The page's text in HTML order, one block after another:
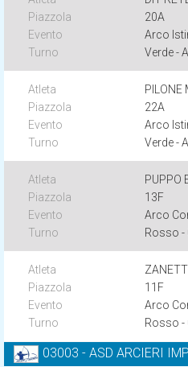
20A
Arco
Verde -
PILONE
22A
Arco
Verde -
PUPPO
13F
Arco
Rosso -
11F
Arco
Rosso -
03003 - ASD ARCIERI